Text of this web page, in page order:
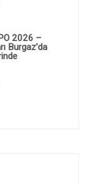
2026 –
Burgaz'da